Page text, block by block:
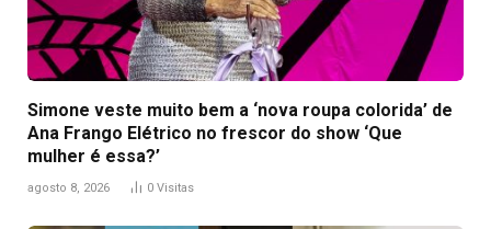
Simone veste muito bem a ‘nova roupa colorida’ de
Ana Frango Elétrico no frescor do show ‘Que
mulher é essa?’
agosto 8, 2026 0 Visitas